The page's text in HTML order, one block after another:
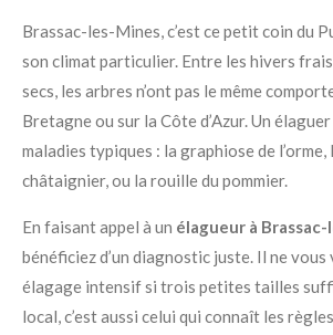
Brassac-les-Mines, c’est ce petit coin du
son climat particulier. Entre les hivers
secs, les arbres n’ont pas le même
Bretagne ou sur la Côte d’Azur. Un
maladies typiques : la graphiose de l’orme,
châtaignier, ou la rouille du pommier.
En faisant appel à un élagueur à
bénéficiez d’un diagnostic juste. Il ne vous
élagage intensif si trois petites tailles
local, c’est aussi celui qui connaît les